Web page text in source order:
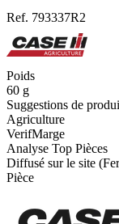
Ref. 793337R2
Poids
60 g
Suggestions de
Agriculture
VerifMarge
Analyse Top Pièces
Diffusé sur le site
Pièce